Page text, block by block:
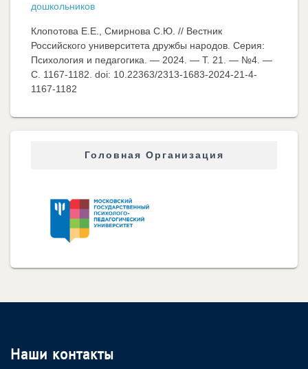
дошкольников
Клопотова Е.Е., Смирнова С.Ю. // Вестник
Российского университета дружбы народов. Серия:
Психология и педагогика. — 2024. — Т. 21. — №4. —
C. 1167-1182. doi: 10.22363/2313-1683-2024-21-4-
1167-1182
Головная Организация
Наши контакты